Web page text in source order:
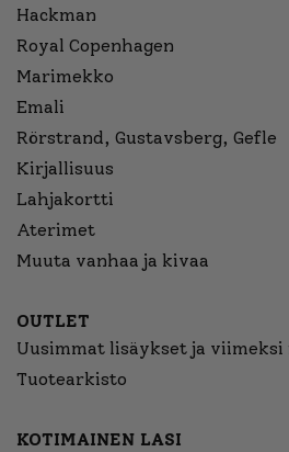
Hackman
Royal Copenhagen
Marimekko
Emali
Rörstrand, Gustavsberg, Gefle
Kirjallisuus
Lahjakortti
Aterimet
Muuta vanhaa ja kivaa
OUTLET
Uusimmat lisäykset ja
Tuotearkisto
KOTIMAINEN LASI